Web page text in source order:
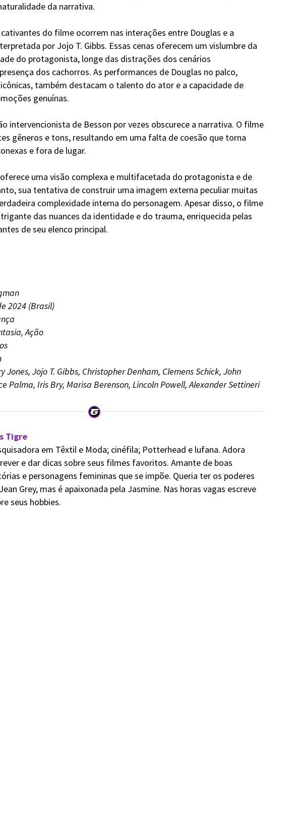
da narrativa.
do filme ocorrem nas interações entre Douglas e a
por Jojo T. Gibbs. Essas cenas oferecem um vislumbre da
do protagonista, longe das distrações dos cenários
dos cachorros. As performances de Douglas no palco,
também destacam o talento do ator e a capacidade de
genuínas.
intervencionista de Besson por vezes obscurece a narrativa. O filme
gêneros e tons, resultando em uma falta de coesão que torna
e fora de lugar.
uma visão complexa e multifacetada do protagonista e de
sua tentativa de construir uma imagem externa peculiar muitas
complexidade interna do personagem. Apesar disso, o filme
das nuances da identidade e do trauma, enriquecida pelas
de seu elenco principal.
2024 (Brasil)
Ação
Jones, Jojo T. Gibbs, Christopher Denham, Clemens Schick, John
Palma, Iris Bry, Marisa Berenson, Lincoln Powell, Alexander Settineri
Tigre
em Têxtil e Moda; cinéfila; Potterhead e lufana. Adora
e dar dicas sobre seus filmes favoritos. Amante de boas
e personagens femininas que se impõe. Queria ter os poderes
Grey, mas é apaixonada pela Jasmine. Nas horas vagas escreve
seus hobbies.